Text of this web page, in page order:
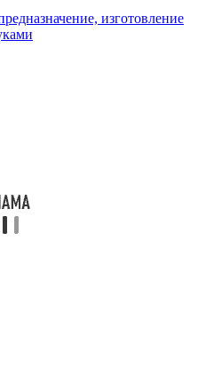
изготовление